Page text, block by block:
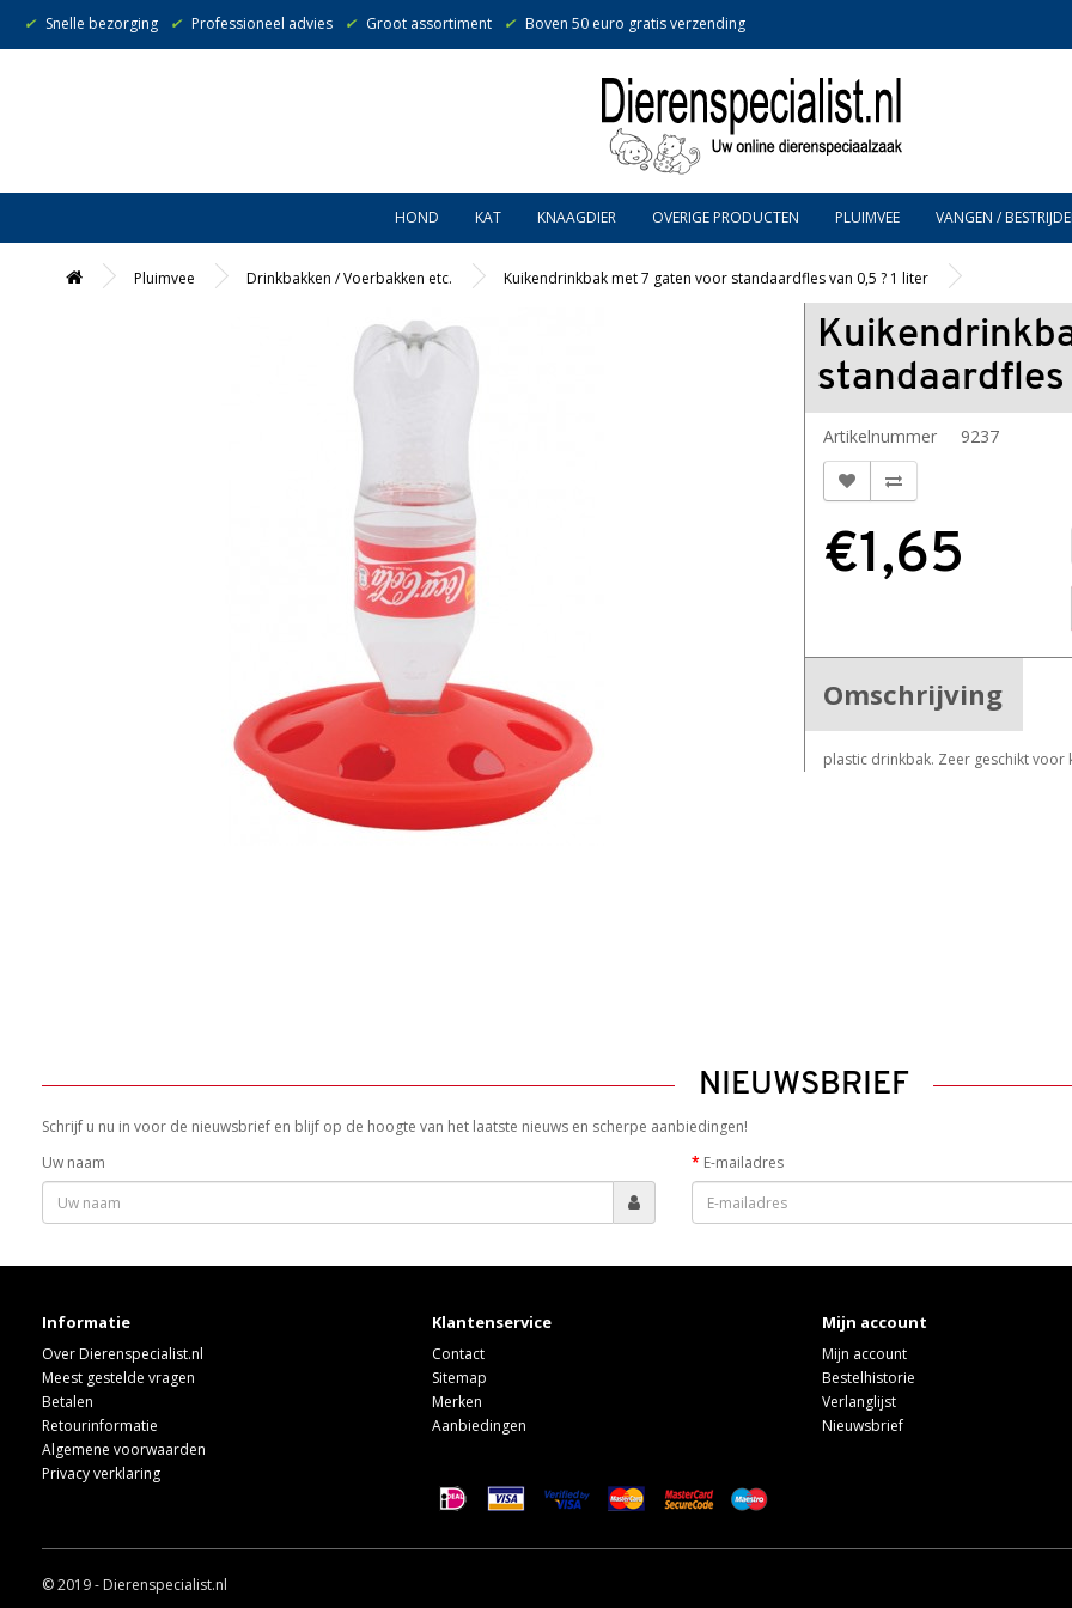
✔ Snelle bezorging ✔ Professioneel advies ✔ Groot assortiment ✔ Boven 50 euro gratis verzending
HOND KAT KNAAGDIER OVERIGE PRODUCTEN PLUIMVEE VANGEN /
Pluimvee Drinkbakken / Voerbakken etc. Kuikendrinkbak met 7 gaten voor standaardfles van 0,5 ? 1 liter
standaardfles
Artikelnummer 9237
€1,65
Omschrijving
plastic drinkbak. Zeer geschikt voor
NIEUWSBRIEF
Schrijf u nu in voor de nieuwsbrief en blijf op de hoogte van het laatste nieuws en scherpe aanbiedingen!
Uw naam
E-mailadres
Informatie
Over Dierenspecialist.nl
Meest gestelde vragen
Betalen
Retourinformatie
Algemene voorwaarden
Privacy verklaring
Klantenservice
Contact
Sitemap
Merken
Aanbiedingen
Mijn account
Mijn account
Bestelhistorie
Verlanglijst
Nieuwsbrief
© 2019 - Dierenspecialist.nl